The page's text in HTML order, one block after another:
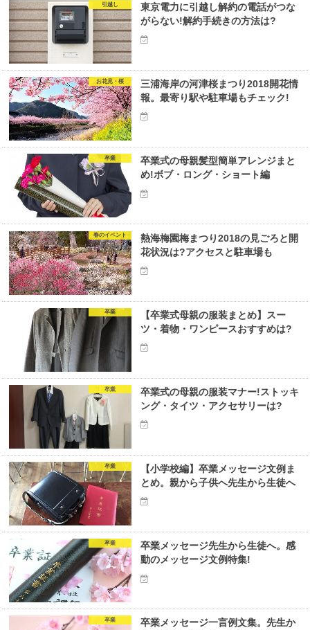
引越し
東京電力に引越し解約の電話がつな
がらない!解約手続きの方法は?
お花見・桜
三浦海岸の河津桜まつり2018開花情
報。最寄り駅や駐車場もチェック!
卒業
卒業式の母親髪型簡単アレンジまと
め!ボブ・ロング・ショート編
春のイベント
熱海梅園梅まつり2018の見ごろと開
花状況は?アクセスと駐車場も
卒業
【卒業式母親の服装まとめ】スー
ツ・着物・ワンピースおすすめは?
卒業
卒業式の母親の服装マナー!ストッキ
ング・タイツ・アクセサリーは?
卒業
【小学校編】卒業メッセージ文例ま
とめ。親から子供へ先生から生徒へ
卒業
卒業メッセージ先生から生徒へ。感
動のメッセージ文例特集!
卒業
卒業メッセージ一言例文集。先生か